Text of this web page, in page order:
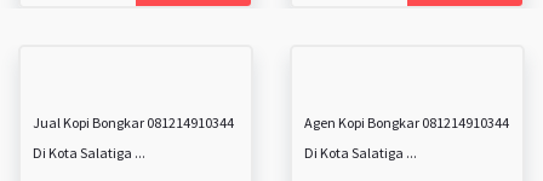
Jual Kopi Bongkar 081214910344
Di Kota Salatiga ...
Agen Kopi Bongkar 081214910344
Di Kota Salatiga ...